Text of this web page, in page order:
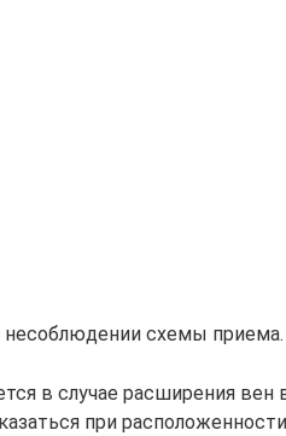
схемы приема.
в случае расширения вен
при